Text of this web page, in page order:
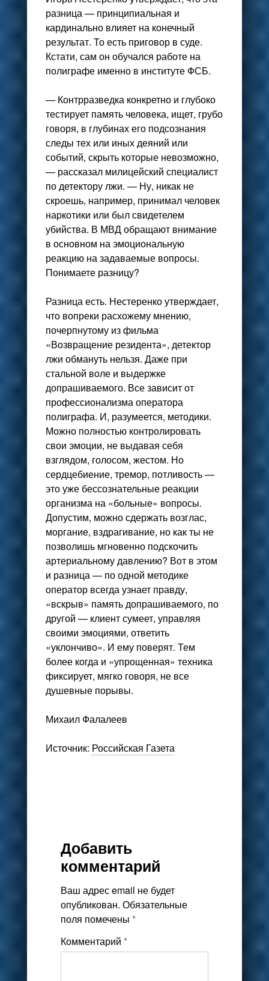
разница — принципиальная и
кардинально влияет на конечный
результат. То есть приговор в суде.
Кстати, сам он обучался работе на
полиграфе именно в институте ФСБ.
— Контрразведка конкретно и глубоко
тестирует память человека, ищет, грубо
говоря, в глубинах его подсознания
следы тех или иных деяний или
событий, скрыть которые невозможно,
— рассказал милицейский специалист
по детектору лжи. — Ну, никак не
скроешь, например, принимал человек
наркотики или был свидетелем
убийства. В МВД обращают внимание
в основном на эмоциональную
реакцию на задаваемые вопросы.
Понимаете разницу?
Разница есть. Нестеренко утверждает,
что вопреки расхожему мнению,
почерпнутому из фильма
«Возвращение резидента», детектор
лжи обмануть нельзя. Даже при
стальной воле и выдержке
допрашиваемого. Все зависит от
профессионализма оператора
полиграфа. И, разумеется, методики.
Можно полностью контролировать
свои эмоции, не выдавая себя
взглядом, голосом, жестом. Но
сердцебиение, тремор, потливость —
это уже бессознательные реакции
организма на «больные» вопросы.
Допустим, можно сдержать возглас,
моргание, вздрагивание, но как ты не
позволишь мгновенно подскочить
артериальному давлению? Вот в этом
и разница — по одной методике
оператор всегда узнает правду,
«вскрыв» память допрашиваемого, по
другой — клиент сумеет, управляя
своими эмоциями, ответить
«уклончиво». И ему поверят. Тем
более когда и «упрощенная» техника
фиксирует, мягко говоря, не все
душевные порывы.
Михаил Фалалеев
Источник: Российская Газета
Добавить
комментарий
Ваш адрес email не будет
опубликован. Обязательные
поля помечены *
Комментарий *